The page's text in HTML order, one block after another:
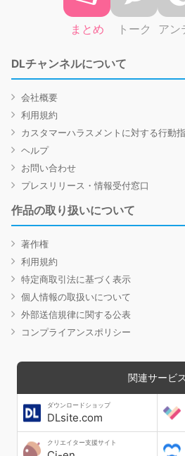
まとめ トーク アン
DLチャンネルについて
会社概要
利用規約
カスタマーハラスメントに対する行動
ヘルプ
お問い合わせ
プレスリリース・情報受付窓口
作品の取り扱いについて
著作権
利用規約
特定商取引法に基づく表示
個人情報の取扱いについて
外部送信規律に関する公表
コンプライアンスポリシー
関連サービス
ダウンロードショップ
DLsite.com
クリエイター支援サイト